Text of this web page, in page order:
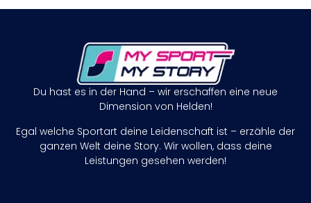
Du hast es in der Hand – wir erschaffen eine neue
Dimension von Helden!
Egal welche Sportart deine Leidenschaft ist – erzähle der
ganzen Welt deine Story. Wir wollen, dass deine
Leistungen gesehen werden!